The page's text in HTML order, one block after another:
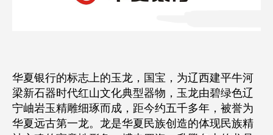
华夏银行的标志上的玉龙，国宝，为辽西建平牛河
梁新石器时代红山文化典型器物，玉龙由碧绿色辽
宁岫岩玉精雕细琢而成，距今约五千多年，被誉为
华夏远古第一龙。龙是华夏民族创造的体现民族精